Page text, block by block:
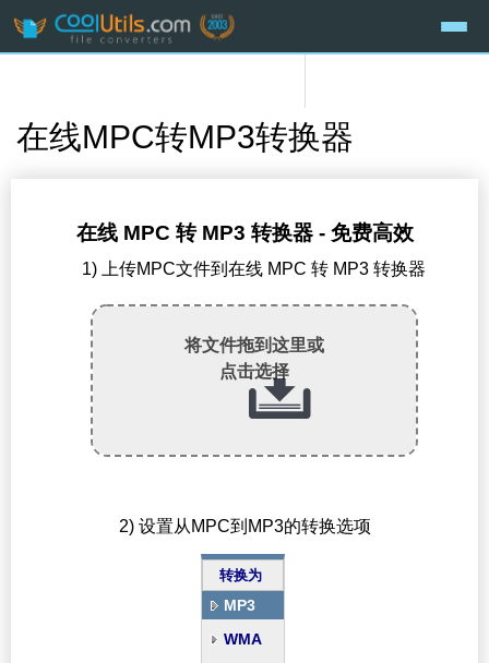
在线MPC转MP3转换器
在线 MPC 转 MP3 转换器 - 免费高效
1) 上传MPC文件到在线 MPC 转 MP3 转换器
将文件拖到这里或
点击选择
2) 设置从MPC到MP3的转换选项
转换为
MP3
WMA